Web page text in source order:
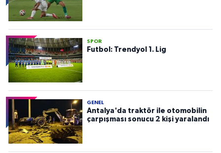
SPOR
Futbol: Trendyol 1. Lig
GENEL
Antalya'da traktör ile otomobilin
çarpışması sonucu 2 kişi yaralandı